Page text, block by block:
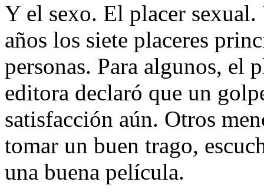
Y el sexo. El placer
años los siete placeres
personas. Para algunos, el
editora declaró que un
satisfacción aún. Otros
tomar un buen trago,
una buena película.